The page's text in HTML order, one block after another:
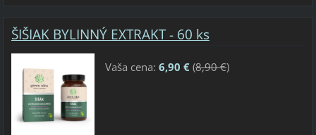
ŠIŠIAK BYLINNÝ EXTRAKT - 60 ks
Vaša cena: 6,90 €(8,90 €)